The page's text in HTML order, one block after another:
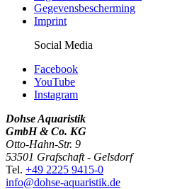
Gegevensbescherming
Imprint
Social Media
Facebook
YouTube
Instagram
Dohse Aquaristik
GmbH & Co. KG
Otto-Hahn-Str. 9
53501 Grafschaft - Gelsdorf
Tel. +49 2225 9415-0
info@dohse-aquaristik.de